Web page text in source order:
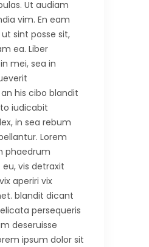
Ut audiam
vim. En eam
sint posse sit,
ea. Liber
mei, sea in
his cibo blandit
iudicabit
in sea rebum
Lorem
phaedrum
vis detraxit
aperiri vix
blandit dicant
persequeris
deseruisse
ipsum dolor sit